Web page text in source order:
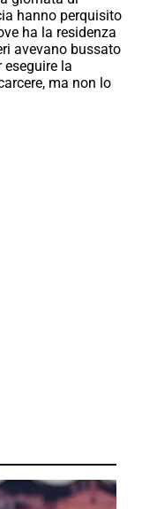
hanno perquisito
ha la residenza
avevano bussato
la
ma non lo